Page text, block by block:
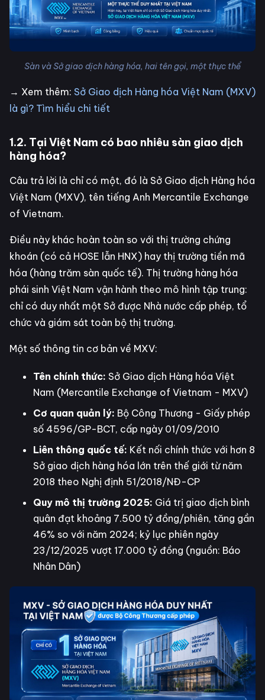
Sàn và Sở giao dịch hàng hóa, hai tên gọi, một thực thể
→ Xem thêm: Sở Giao dịch Hàng hóa Việt Nam (MXV)
là gì? Tìm hiểu chi tiết
1.2. Tại Việt Nam có bao nhiêu sàn giao dịch
hàng hóa?
Câu trả lời là chỉ có một, đó là Sở Giao dịch Hàng hóa
Việt Nam (MXV), tên tiếng Anh Mercantile Exchange
of Vietnam.
Điều này khác hoàn toàn so với thị trường chứng
khoán (có cả HOSE lẫn HNX) hay thị trường tiền mã
hóa (hàng trăm sàn quốc tế). Thị trường hàng hóa
phái sinh Việt Nam vận hành theo mô hình tập trung:
chỉ có duy nhất một Sở được Nhà nước cấp phép, tổ
chức và giám sát toàn bộ thị trường.
Một số thông tin cơ bản về MXV:
Tên chính thức: Sở Giao dịch Hàng hóa Việt
Nam (Mercantile Exchange of Vietnam - MXV)
Cơ quan quản lý: Bộ Công Thương - Giấy phép
số 4596/GP-BCT, cấp ngày 01/09/2010
Liên thông quốc tế: Kết nối chính thức với hơn 8
Sở giao dịch hàng hóa lớn trên thế giới từ năm
2018 theo Nghị định 51/2018/NĐ-CP
Quy mô thị trường 2025: Giá trị giao dịch bình
quân đạt khoảng 7.500 tỷ đồng/phiên, tăng gần
46% so với năm 2024; kỷ lục phiên ngày
23/12/2025 vượt 17.000 tỷ đồng (nguồn: Báo
Nhân Dân)